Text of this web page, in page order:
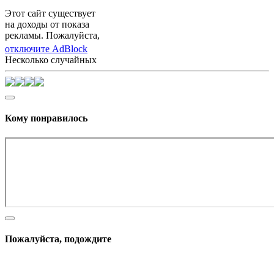
Этот сайт существует
на доходы от показа
рекламы. Пожалуйста,
отключите AdBlock
Несколько случайных
Кому понравилось
Пожалуйста, подождите